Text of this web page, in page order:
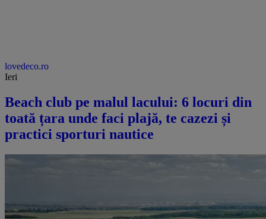
lovedeco.ro
Ieri
Beach club pe malul lacului: 6 locuri din
toată țara unde faci plajă, te cazezi și
practici sporturi nautice